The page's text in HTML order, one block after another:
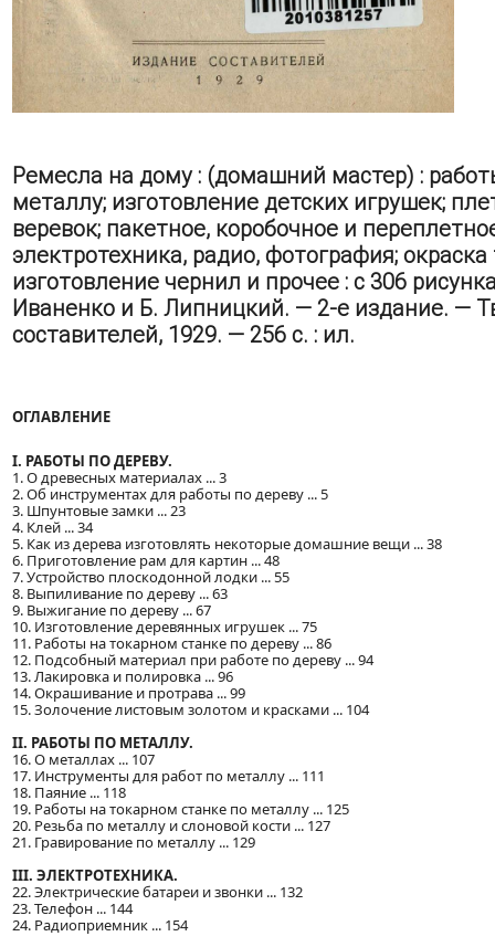
Ремесла на дому : (домашний мастер) :
металлу; изготовление детских игрушек;
веревок; пакетное, коробочное и
электротехника, радио, фотография; окраска
изготовление чернил и прочее : с 306
Иваненко и Б. Липницкий. — 2-е издание. —
составителей, 1929. — 256 с. : ил.
ОГЛАВЛЕНИЕ
I. РАБОТЫ ПО ДЕРЕВУ.
1. О древесных материалах ... 3
2. Об инструментах для работы по дереву ... 5
3. Шпунтовые замки ... 23
4. Клей ... 34
5. Как из дерева изготовлять некоторые домашние вещи ... 38
6. Приготовление рам для картин ... 48
7. Устройство плоскодонной лодки ... 55
8. Выпиливание по дереву ... 63
9. Выжигание по дереву ... 67
10. Изготовление деревянных игрушек ... 75
11. Работы на токарном станке по дереву ... 86
12. Подсобный материал при работе по дереву ... 94
13. Лакировка и полировка ... 96
14. Окрашивание и протрава ... 99
15. Золочение листовым золотом и красками ... 104
II. РАБОТЫ ПО МЕТАЛЛУ.
16. О металлах ... 107
17. Инструменты для работ по металлу ... 111
18. Паяние ... 118
19. Работы на токарном станке по металлу ... 125
20. Резьба по металлу и слоновой кости ... 127
21. Гравирование по металлу ... 129
III. ЭЛЕКТРОТЕХНИКА.
22. Электрические батареи и звонки ... 132
23. Телефон ... 144
24. Радиоприемник ... 154